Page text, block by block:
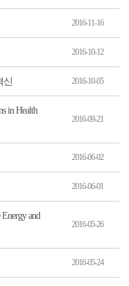
2016-11-16
2016-10-12
신 2016-10-05
in Health
2016-09-21
2016-06-02
2016-06-01
and
2016-05-26
2016-05-24